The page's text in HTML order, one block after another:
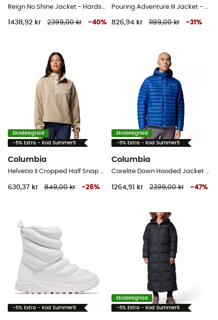
1438,92 kr 2399,00 kr -40% 826,94 kr 1199,00 kr -31 %
Ekodesignad
-5% Extra - Kod Summer5
Columbia
Helvetia II Cropped Half Snap Fleece - Fleecetröjor - Dam
630,37 kr 849,00 kr -26%
Ekodesignad
-5% Extra - Kod Summer5
Columbia
Corelite Down Hooded Jacket - Dunjacka - Herr
1264,91 kr 2399,00 kr -47%
-5% Extra - Kod Summer5
Ekodesignad
-5% Extra - Kod Summer5